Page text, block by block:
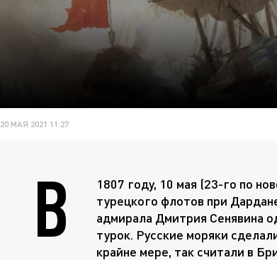
20 МАЯ 2021 11:27
В
1807 году, 10 мая (23-го по
турецкого флотов при
адмирала Дмитрия Сенявина
турок. Русские моряки
крайне мере, так считали в